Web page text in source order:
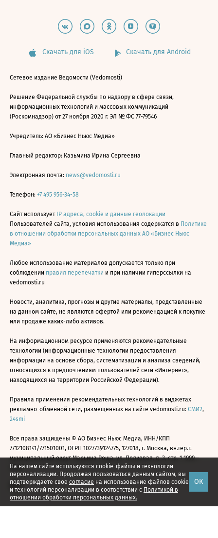
На нашем сайте используются cookie-файлы и технологии
персонализации. Продолжая пользоваться данным сайтом, вы
подтверждаете свое согласие на использование файлов cookie
и технологий персонализации в соответствии с Политикой в
отношении обработки персональных данных.
ОК
Скачать для iOS Скачать для Android
Сетевое издание Ведомости (Vedomosti)
Решение Федеральной службы по надзору в сфере связи,
информационных технологий и массовых коммуникаций
(Роскомнадзор) от 27 ноября 2020 г. ЭЛ № ФС 77-79546
Учредитель: АО «Бизнес Ньюс Медиа»
Главный редактор: Казьмина Ирина Сергеевна
Электронная почта: news@vedomosti.ru
Телефон: +7 495 956-34-58
Сайт использует IP адреса, cookie и данные геолокации
Пользователей сайта, условия использования содержатся в Политике
в отношении обработки персональных данных АО «Бизнес Ньюс
Медиа»
Любое использование материалов допускается только при
соблюдении правил перепечатки и при наличии гиперссылки на
vedomosti.ru
Новости, аналитика, прогнозы и другие материалы, представленные
на данном сайте, не являются офертой или рекомендацией к покупке
или продаже каких-либо активов.
На информационном ресурсе применяются рекомендательные
технологии (информационные технологии предоставления
информации на основе сбора, систематизации и анализа сведений,
относящихся к предпочтениям пользователей сети «Интернет»,
находящихся на территории Российской Федерации).
Правила применения рекомендательных технологий в виджетах
рекламно-обменной сети, размещенных на сайте vedomosti.ru: СМИ2,
24smi
Все права защищены © АО Бизнес Ньюс Медиа, ИНН/КПП
7712108141/771501001, ОГРН 1027739124775, 127018, г. Москва, вн.тер.г.
муниципальный округ Марьина Роща, ул. Полковая, д. 3, стр. 1 1999—
2026